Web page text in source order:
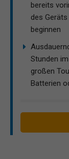
bereits
des
beginnen
Stunden
großen
Batterien